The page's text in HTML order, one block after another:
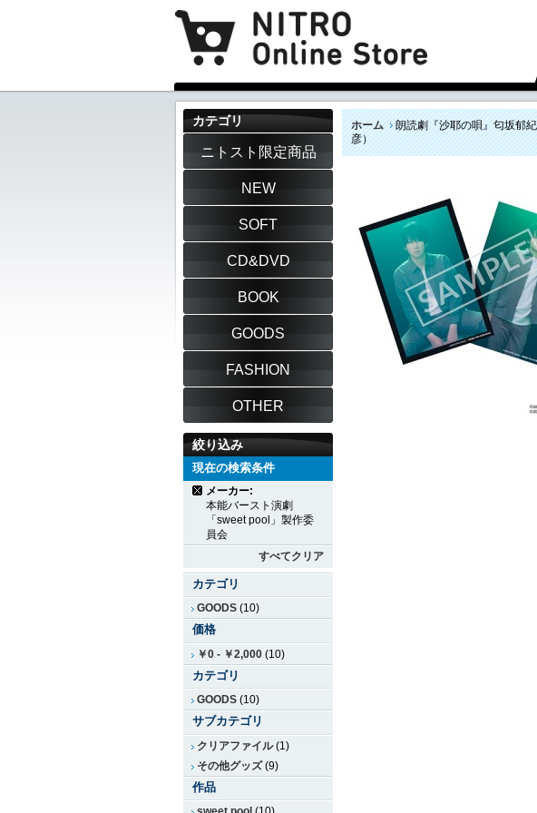
ホーム
朗読劇『沙耶の唄』匂坂郁
彦）
カテゴリ
ニトスト限定商品
NEW
SOFT
CD&DVD
BOOK
GOODS
FASHION
OTHER
絞り込み
現在の検索条件
メーカー:
本能バースト演劇
「sweet pool」製作委
員会
すべてクリア
カテゴリ
GOODS (10)
価格
￥0 - ￥2,000 (10)
カテゴリ
GOODS (10)
サブカテゴリ
クリアファイル(1)
その他グッズ(9)
作品